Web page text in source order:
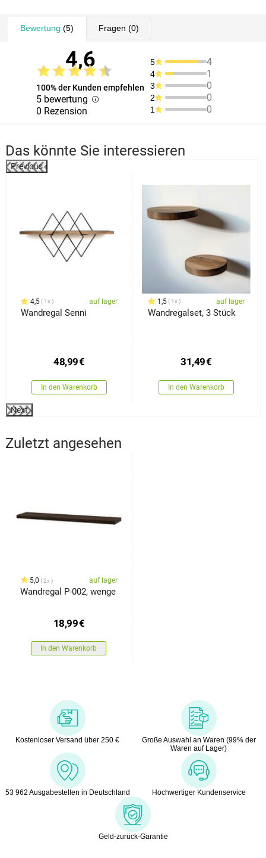
Bewertung (5) Fragen (0)
4,6
100% der Kunden empfehlen
5 bewertung
0 Rezension
5 4
4 1
3 0
2 0
1 0
Das könnte Sie interessieren
Previous
4,5 1x auf lager
Wandregal Senni
48,99€
In den Warenkorb
1,5 1x auf lager
Wandregalset, 3 Stück
31,49€
In den Warenkorb
Next
Zuletzt angesehen
5,0 2x auf lager
Wandregal P-002, wenge
18,99€
In den Warenkorb
Kostenloser Versand über 250 €
Große Auswahl an Waren (99% der
Waren auf Lager)
53 962 Ausgabestellen in Deutschland Hochwertiger Kundenservice
Geld-zurück-Garantie